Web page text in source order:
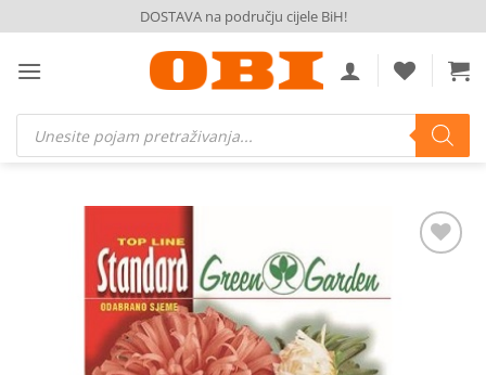
to
content
DOSTAVA na području cijele BiH!
Products
search